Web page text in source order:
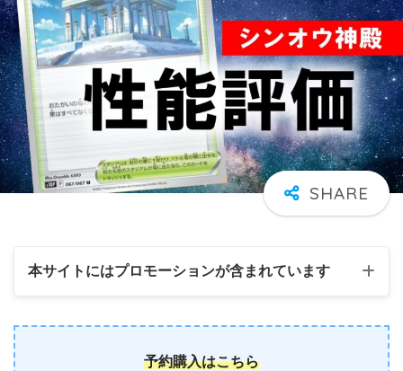
本サイトにはプロモーションが含まれています
予約購入はこちら